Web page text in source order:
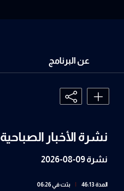
عن البرنامج
نشرة الأخبار الصباحية
نشرة 09-08-2026
المدة 46:13 بثت في 06:26